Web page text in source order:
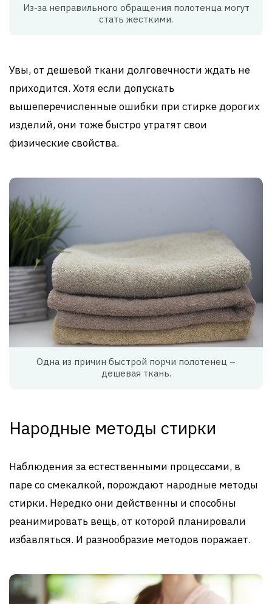
Из-за неправильного обращения полотенца могут
стать жесткими.
Увы, от дешевой ткани долговечности ждать не
приходится. Хотя если допускать
вышеперечисленные ошибки при стирке дорогих
изделий, они тоже быстро утратят свои
физические свойства.
Одна из причин быстрой порчи полотенец –
дешевая ткань.
Народные методы стирки
Наблюдения за естественными процессами, в
паре со смекалкой, порождают народные методы
стирки. Нередко они действенны и способны
реанимировать вещь, от которой планировали
избавляться. И разнообразие методов поражает.